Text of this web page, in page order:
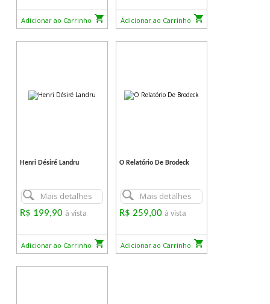
Adicionar ao Carrinho Adicionar ao Carrinho
Henri Désiré Landru
Mais detalhes
R$ 199,90à vista
Adicionar ao Carrinho
O Relatório De Brodeck
Mais detalhes
R$ 259,00à vista
Adicionar ao Carrinho